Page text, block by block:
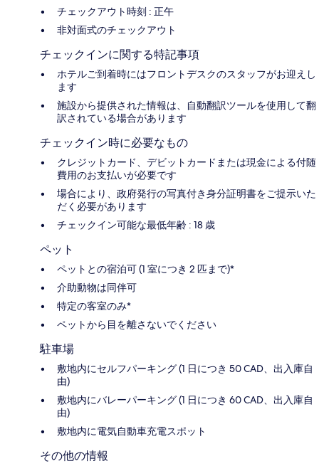
チェックアウト時刻 : 正午
非対面式のチェックアウト
チェックインに関する特記事項
ホテルご到着時にはフロントデスクのスタッフがお迎えし
ます
施設から提供された情報は、自動翻訳ツールを使用して翻
訳されている場合があります
チェックイン時に必要なもの
クレジットカード、デビットカードまたは現金による付随
費用のお支払いが必要です
場合により、政府発行の写真付き身分証明書をご提示いた
だく必要があります
チェックイン可能な最低年齢 : 18 歳
ペット
ペットとの宿泊可 (1 室につき 2 匹まで)*
介助動物は同伴可
特定の客室のみ*
ペットから目を離さないでください
駐車場
敷地内にセルフパーキング (1 日につき 50 CAD、出入庫自
由)
敷地内にバレーパーキング (1 日につき 60 CAD、出入庫自
由)
敷地内に電気自動車充電スポット
その他の情報